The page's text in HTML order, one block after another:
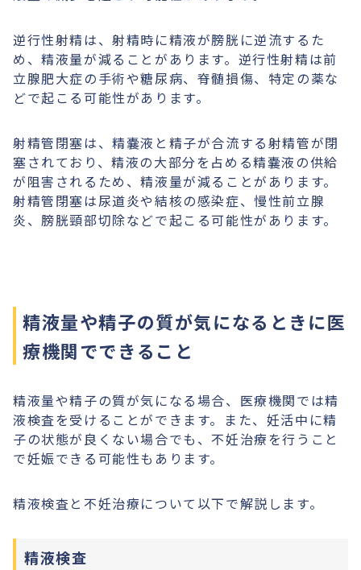
逆行性射精は、射精時に精液が膀胱に逆流するた
め、精液量が減ることがあります。逆行性射精は前
立腺肥大症の手術や糖尿病、脊髄損傷、特定の薬な
どで起こる可能性があります。
射精管閉塞は、精嚢液と精子が合流する射精管が閉
塞されており、精液の大部分を占める精嚢液の供給
が阻害されるため、精液量が減ることがあります。
射精管閉塞は尿道炎や結核の感染症、慢性前立腺
炎、膀胱頸部切除などで起こる可能性があります。
精液量や精子の質が気になるときに医
療機関でできること
精液量や精子の質が気になる場合、医療機関では精
液検査を受けることができます。また、妊活中に精
子の状態が良くない場合でも、不妊治療を行うこと
で妊娠できる可能性もあります。
精液検査と不妊治療について以下で解説します。
精液検査